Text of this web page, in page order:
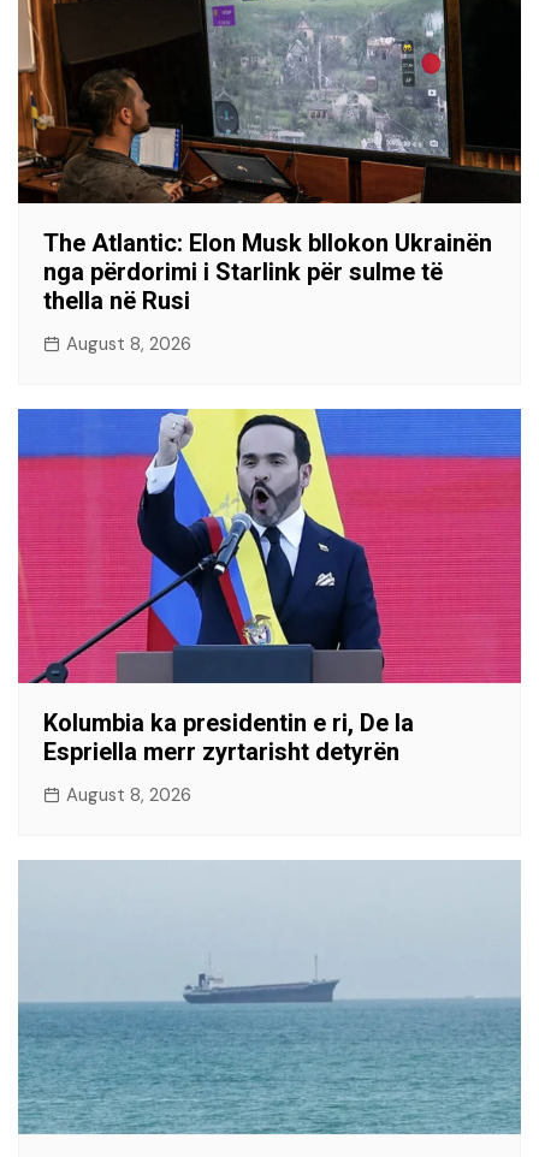
The Atlantic: Elon Musk bllokon Ukrainën
nga përdorimi i Starlink për sulme të
thella në Rusi
August 8, 2026
Kolumbia ka presidentin e ri, De la
Espriella merr zyrtarisht detyrën
August 8, 2026